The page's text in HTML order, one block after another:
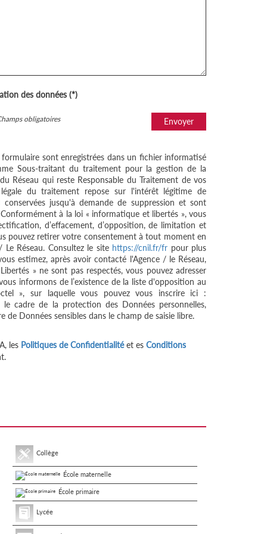
des données (*)
Envoyer
obligatoires
sont enregistrées dans un fichier informatisé
Sous-traitant du traitement pour la gestion de la
Réseau qui reste Responsable du Traitement de vos
légale du traitement repose sur l'intérêt légitime de
jusqu'à demande de suppression et sont
à la loi « informatique et libertés », vous
d’effacement, d’opposition, de limitation et
pouvez retirer votre consentement à tout moment en
Réseau. Consultez le site https://cnil.fr/fr pour plus
estimez, après avoir contacté l'Agence / le Réseau,
» ne sont pas respectés, vous pouvez adresser
informons de l’existence de la liste d'opposition au
», sur laquelle vous pouvez vous inscrire ici :
le cadre de la protection des Données personnelles,
de Données sensibles dans le champ de saisie libre.
les Politiques de Confidentialitéet es Conditions
Collège
École maternelle
École primaire
Lycée